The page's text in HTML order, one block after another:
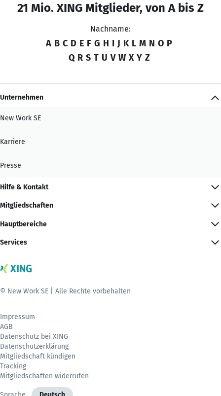
21 Mio. XING Mitglieder, von A bis Z
Nachname:
A B C D E F G H I J K L M N O P
Q R S T U V W X Y Z
Unternehmen
New Work SE
Karriere
Presse
Hilfe & Kontakt
Mitgliedschaften
Hauptbereiche
Services
© New Work SE | Alle Rechte vorbehalten
Impressum
AGB
Datenschutz bei XING
Datenschutzerklärung
Mitgliedschaft kündigen
Tracking
Mitgliedschaften widerrufen